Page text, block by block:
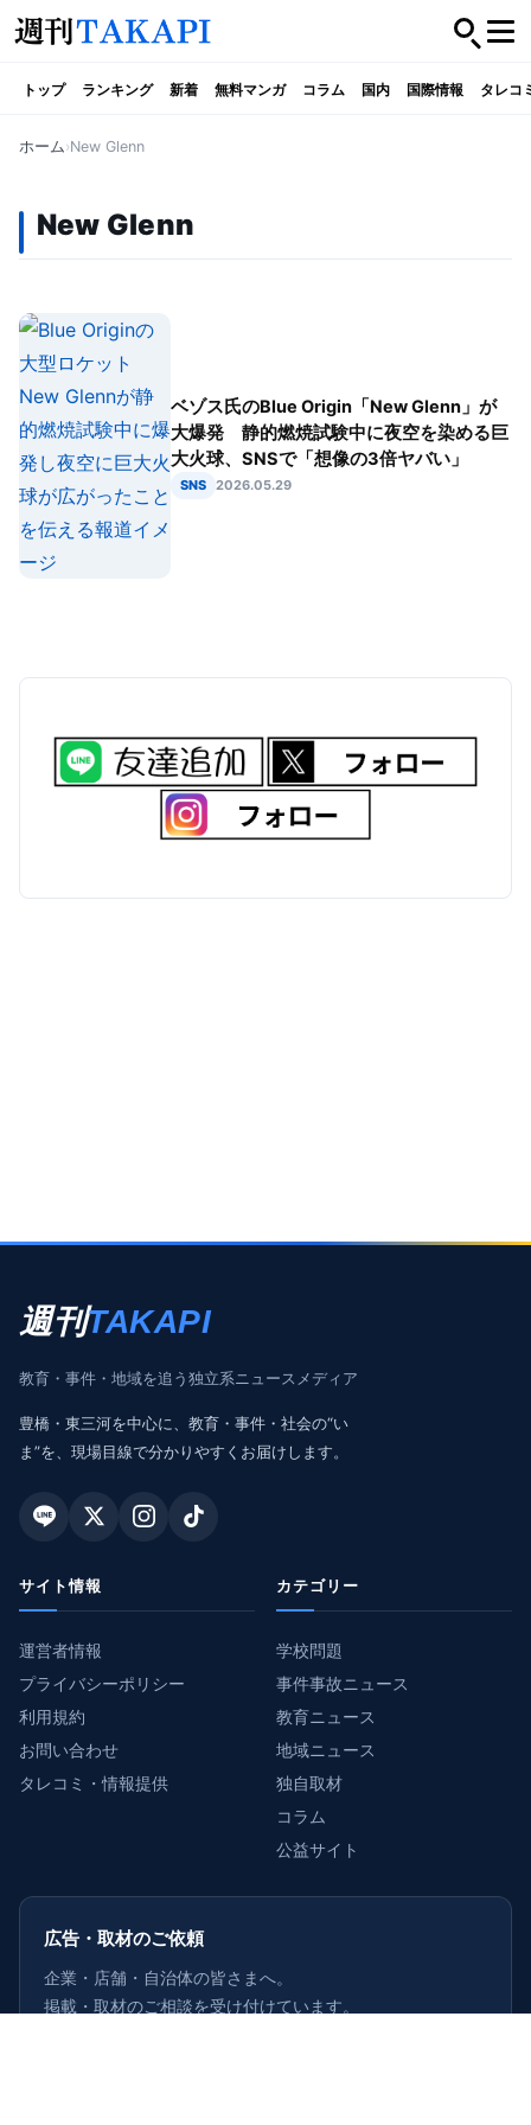
トップ ランキング 新着 無料マンガ コラム 国内 国際情報 タレコ
ホーム New Glenn
New Glenn
ベゾス氏のBlue Origin「New Glenn」が
大爆発 静的燃焼試験中に夜空を染める巨
大火球、SNSで「想像の3倍ヤバい」
SNS 2026.05.29
週刊TAKAPI
教育・事件・地域を追う独立系ニュースメディア
豊橋・東三河を中心に、教育・事件・社会の“い
ま”を、現場目線で分かりやすくお届けします。
サイト情報
運営者情報
プライバシーポリシー
利用規約
お問い合わせ
タレコミ・情報提供
カテゴリー
学校問題
事件事故ニュース
教育ニュース
地域ニュース
独自取材
コラム
公益サイト
広告・取材のご依頼
企業・店舗・自治体の皆さまへ。
掲載・取材のご相談を受け付けています。